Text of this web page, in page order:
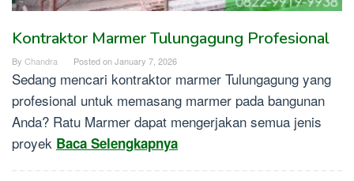
Kontraktor Marmer Tulungagung Profesional
By Chandra Posted onJanuary 7, 2026
Sedang mencari kontraktor marmer Tulungagung yang
profesional untuk memasang marmer pada bangunan
Anda? Ratu Marmer dapat mengerjakan semua jenis
proyek Baca Selengkapnya